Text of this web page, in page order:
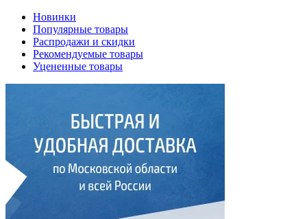
Новинки
Популярные товары
Распродажи и скидки
Рекомендуемые товары
Уцененные товары